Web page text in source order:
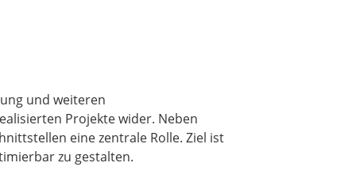
und weiteren
Projekte wider. Neben
eine zentrale Rolle. Ziel ist
zu gestalten.